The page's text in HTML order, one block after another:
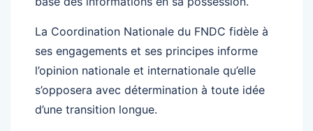
La Coordination Nationale du FNDC fidèle à
ses engagements et ses principes informe
l’opinion nationale et internationale qu’elle
s’opposera avec détermination à toute idée
d’une transition longue.